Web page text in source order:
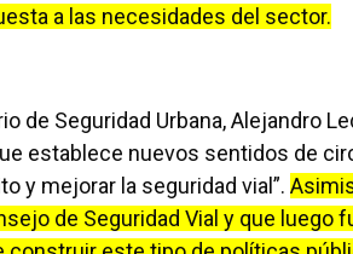
a las necesidades del sector.
de Seguridad Urbana, Alejandro
establece nuevos sentidos de
y mejorar la seguridad vial”.
de Seguridad Vial y que luego